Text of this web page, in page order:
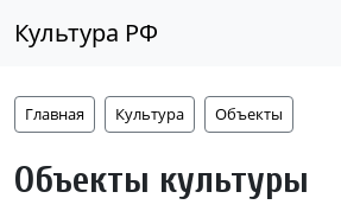
Культура РФ
Главная Культура Объекты
Объекты культуры